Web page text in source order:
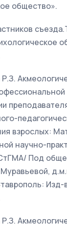
общество».
взрослых:
научно-
Под